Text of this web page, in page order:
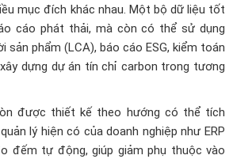
mục đích khác nhau. Một bộ dữ liệu tốt
cáo phát thải, mà còn có thể sử dụng
sản phẩm (LCA), báo cáo ESG, kiểm toán
dựng dự án tín chỉ carbon trong tương
được thiết kế theo hướng có thể tích
lý hiện có của doanh nghiệp như ERP
đếm tự động, giúp giảm phụ thuộc vào